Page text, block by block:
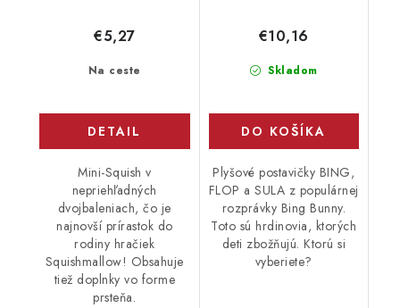
Na ceste
€5,27
DETAIL
Mini-Squish v
nepriehľadných
dvojbaleniach, čo je
najnovší prírastok do
rodiny hračiek
Squishmallow! Obsahuje
tiež doplnky vo forme
prsteňa.
Skladom
€10,16
DO KOŠÍKA
Plyšové postavičky BING,
FLOP a SULA z populárnej
rozprávky Bing Bunny.
Toto sú hrdinovia, ktorých
deti zbožňujú. Ktorú si
vyberiete?